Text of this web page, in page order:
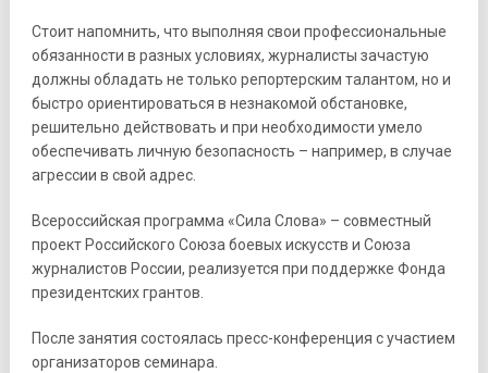
Стоит напомнить, что выполняя свои профессиональные
обязанности в разных условиях, журналисты зачастую
должны обладать не только репортерским талантом, но и
быстро ориентироваться в незнакомой обстановке,
решительно действовать и при необходимости умело
обеспечивать личную безопасность – например, в случае
агрессии в свой адрес.
Всероссийская программа «Сила Слова» – совместный
проект Российского Союза боевых искусств и Союза
журналистов России, реализуется при поддержке Фонда
президентских грантов.
После занятия состоялась пресс-конференция с участием
организаторов семинара.